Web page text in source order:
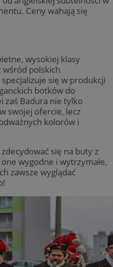
Ceny wahają się
wysokiej klasy
polskich
się w produkcji
botków do
zaś Badura nie tylko
swojej ofercie, lecz
kolorów i
się na buty z
wygodne i wytrzymałe,
zawsze wyglądać